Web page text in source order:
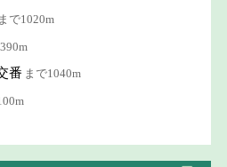
まで1020m
番 まで1040m